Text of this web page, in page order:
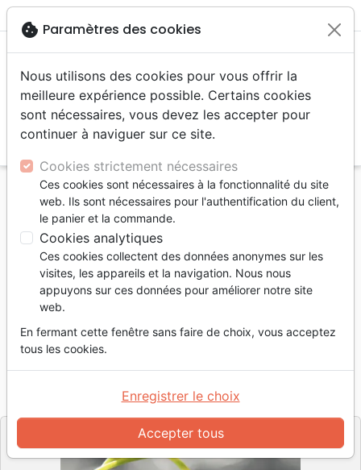
menu
Accueil Livres
Souffrance, Relation d'aide
Relation d'aide
Maladie, Guérison et Accompagnement - La force
des Écritures
Maladie, Guérison et
Accompagnement
La force des Écritures
Auteur :Henry Bryant
Éditions Clé
cookie Paramètres des cookies
Nous utilisons des cookies pour vous offrir la
meilleure expérience possible. Certains cookies
sont nécessaires, vous devez les accepter pour
continuer à naviguer sur ce site.
Cookies strictement nécessaires
Ces cookies sont nécessaires à la fonctionnalité du site
web. Ils sont nécessaires pour l'authentification du client,
le panier et la commande.
Cookies analytiques
Ces cookies collectent des données anonymes sur les
visites, les appareils et la navigation. Nous nous
appuyons sur ces données pour améliorer notre site
web.
En fermant cette fenêtre sans faire de choix, vous acceptez
tous les cookies.
Accepter tous
Enregistrer le choix